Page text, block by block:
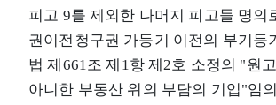
피고 9를 제외한 나머지 피고들 명의
권이전청구권 가등기 이전의 부기등
법 제661조 제1항 제2호 소정의 "원
아니한 부동산 위의 부담의 기입"임